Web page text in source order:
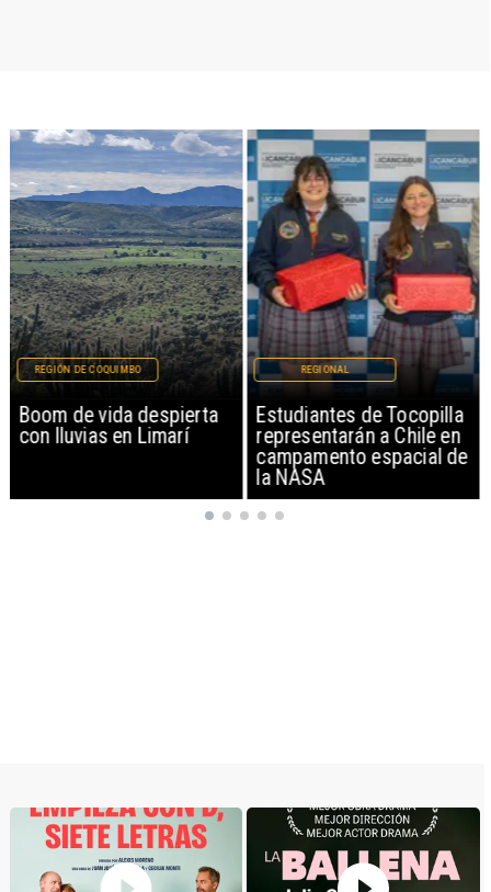
Boom de vida despierta
con lluvias en Limarí
REGIÓN DE COQUIMBO
Estudiantes de Tocopilla
representarán a Chile en
campamento espacial de
la NASA
REGIONAL